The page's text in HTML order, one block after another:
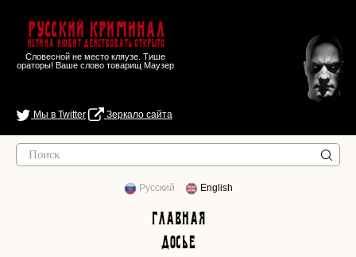
Русский Криминал
Истина любит действовать открыто
Словесной не место кляузе. Тише
ораторы! Ваше слово товарищ Маузер
Мы в Twitter Зеркало сайта
Русский English
Главная
Досье